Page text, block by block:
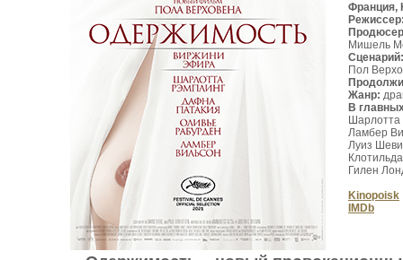
Франция,
Мишель
Пол
Жанр:
В
Ламбер
Луиз
Гилен
Kinopoisk
IMDb